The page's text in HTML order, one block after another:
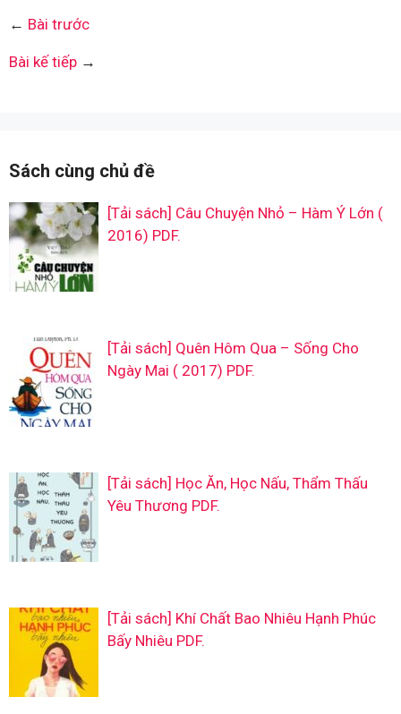
← Bài trước
Bài kế tiếp →
Sách cùng chủ đề
[Tải sách] Câu Chuyện Nhỏ – Hàm Ý Lớn (
2016) PDF.
[Tải sách] Quên Hôm Qua – Sống Cho
Ngày Mai ( 2017) PDF.
[Tải sách] Học Ăn, Học Nấu, Thẩm Thấu
Yêu Thương PDF.
[Tải sách] Khí Chất Bao Nhiêu Hạnh Phúc
Bấy Nhiêu PDF.